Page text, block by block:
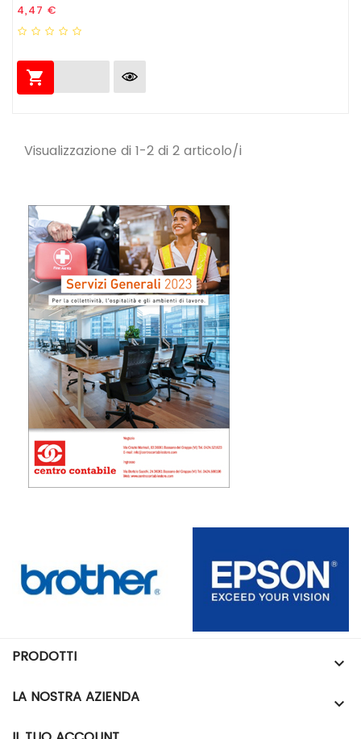
Prezzo
4,47 €

Visualizzazione di 1-2 di 2 articolo/i
PRODOTTI 
LA NOSTRA AZIENDA 